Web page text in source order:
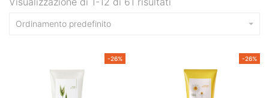
Ordinamento predefinito
-26% -26%